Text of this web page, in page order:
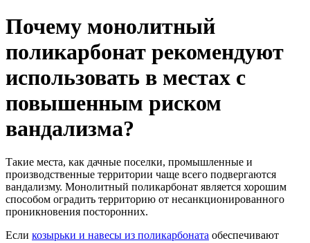
Почему монолитный
поликарбонат рекомендуют
использовать в местах с
повышенным риском
вандализма?
Такие места, как дачные поселки, промышленные и
производственные территории чаще всего подвергаются
вандализму. Монолитный поликарбонат является хорошим
способом оградить территорию от несанкционированного
проникновения посторонних.
Если козырьки и навесы из поликарбоната обеспечивают